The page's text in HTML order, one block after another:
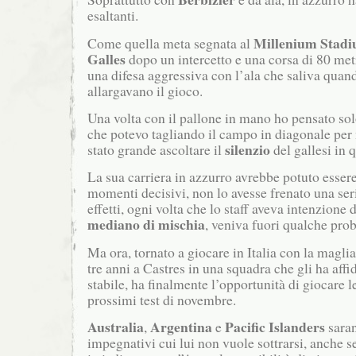
esaltanti.
Come quella meta segnata al Millenium
Gallesdopo un intercetto e una corsa di 80
una difesa aggressiva con l’ala che saliva
allargavano il gioco.
Una volta con il pallone in mano ho pensato
che potevo tagliando il campo in diagonale
stato grande ascoltare il silenziodel gallesi in
La sua carriera in azzurro avrebbe potuto
momenti decisivi, non lo avesse frenato una
effetti, ogni volta che lo staff aveva intenzione
mediano di mischia, veniva fuori qualche
Ma ora, tornato a giocare in Italia con la
tre anni a Castres in una squadra che gli ha
stabile, ha finalmente l’opportunità di giocare
prossimi test di novembre.
Australia,Argentina ePacific Islanders
impegnativi cui lui non vuole sottrarsi, anche